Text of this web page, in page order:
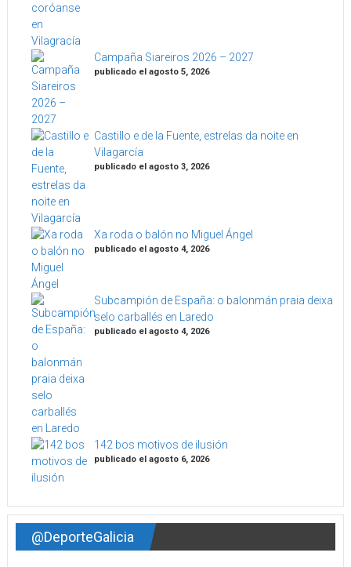
Campaña Siareiros 2026 – 2027
publicado el agosto 5, 2026
Castillo e de la Fuente, estrelas da noite en
Vilagarcía
publicado el agosto 3, 2026
Xa roda o balón no Miguel Ángel
publicado el agosto 4, 2026
Subcampión de España: o balonmán praia deixa
selo carballés en Laredo
publicado el agosto 4, 2026
142 bos motivos de ilusión
publicado el agosto 6, 2026
@DeporteGalicia